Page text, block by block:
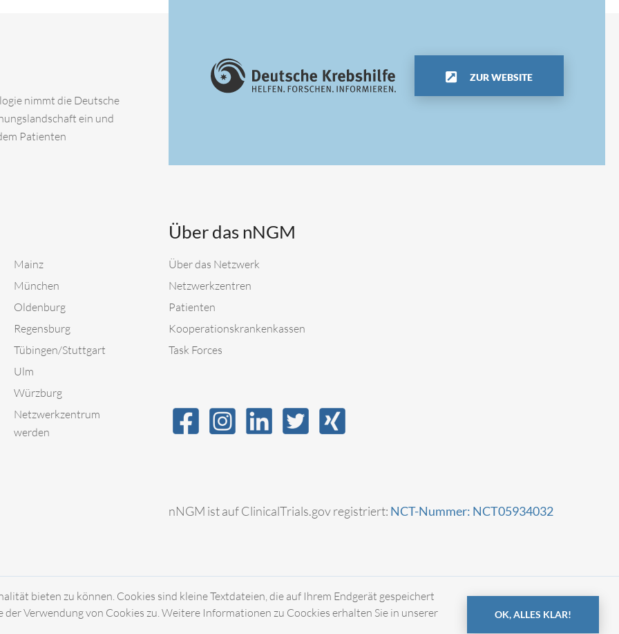
bieten zu können. Cookies sind kleine Textdateien, die auf Ihrem Endgerät gespeichert
Verwendung von Cookies zu. Weitere Informationen zu Coockies erhalten Sie in unserer
OK, ALLES KLAR!
nimmt die Deutsche
ein und
Patienten
ZUR WEBSITE
Mainz
München
Oldenburg
Regensburg
Tübingen/Stuttgart
Ulm
Würzburg
Netzwerkzentrum
werden
Über das nNGM
Über das Netzwerk
Netzwerkzentren
Patienten
Kooperationskrankenkassen
Task Forces
nNGM ist auf ClinicalTrials.gov registriert: NCT-Nummer: NCT05934032
Impressum Datenschutz